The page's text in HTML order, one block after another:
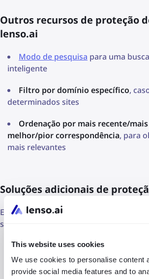
This website uses cookies
We use cookies to personalise content
provide social media features and to
Outros recursos de proteção
lenso.ai
Modo de pesquisa para uma
inteligente
Filtro por domínio específico,
determinados sites
Ordenação por mais recente/
melhor/pior correspondência, para
mais relevantes
Soluções adicionais de
Existemempresas
que trabalham em
serviços de proteção de marca e podem
Monitoramento de possíveis
autorais